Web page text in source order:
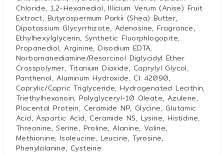
Chloride, 1,2-Hexanediol, Illicium Verum (Anise) Fruit
Extract, Butyrospermum Parkii (Shea) Butter,
Dipotassium Glycyrrhizate, Adenosine, Fragrance,
Ethylhexylglycerin, Synthetic Fluorphlogopite,
Propanediol, Arginine, Disodium EDTA,
Norbornanediamine/Resorcinol Diglycidyl Ether
Crosspolymer, Titanium Dioxide, Caprylyl Glycol,
Panthenol, Aluminum Hydroxide, CI 42090,
Caprylic/Capric Triglyceride, Hydrogenated Lecithin,
Triethylhexanoin, Polyglyceryl-10 Oleate, Azulene,
Placental Protein, Ceramide NP, Glycine, Glutamic
Acid, Aspartic Acid, Ceramide NS, Lysine, Histidine,
Threonine, Serine, Proline, Alanine, Valine,
Methionine, Isoleucine, Leucine, Tyrosine,
Phenylalanine, Cysteine